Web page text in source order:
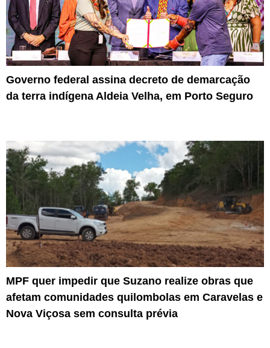
Governo federal assina decreto de demarcação
da terra indígena Aldeia Velha, em Porto Seguro
MPF quer impedir que Suzano realize obras que
afetam comunidades quilombolas em Caravelas e
Nova Viçosa sem consulta prévia